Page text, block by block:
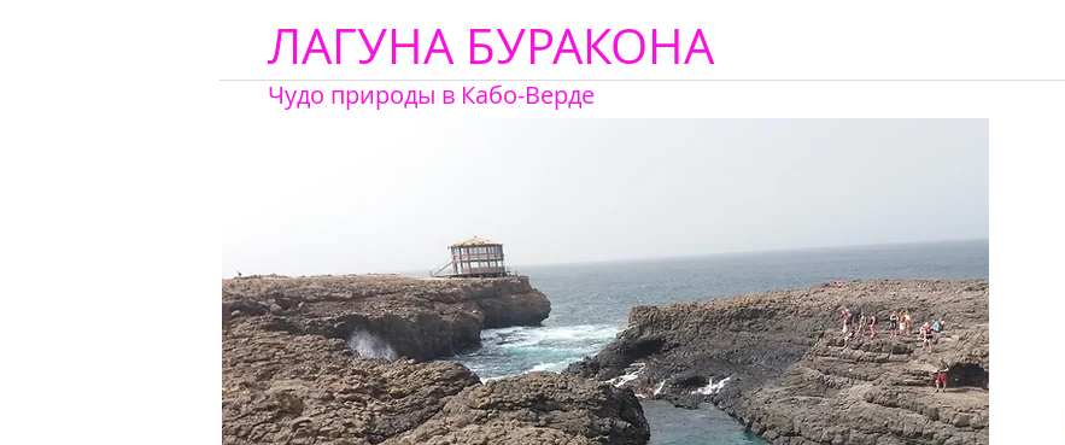
ЛАГУНА БУРАКОНА
Чудо природы в Кабо-Верде